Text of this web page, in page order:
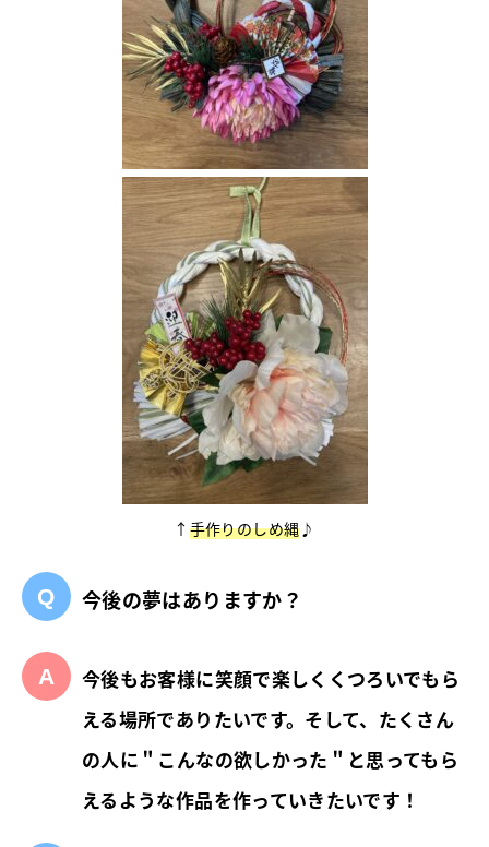
↑ 手作りのしめ縄 ♪
今後の夢はありますか？
今後もお客様に笑顔で楽しくくつろいでもら
える場所でありたいです。そして、たくさん
の人に＂こんなの欲しかった＂と思ってもら
えるような作品を作っていきたいです！